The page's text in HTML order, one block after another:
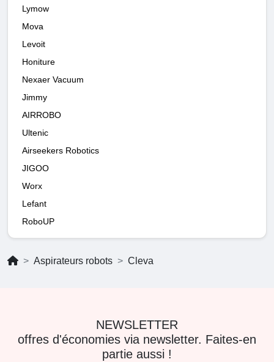
Lymow
Mova
Levoit
Honiture
Nexaer Vacuum
Jimmy
AIRROBO
Ultenic
Airseekers Robotics
JIGOO
Worx
Lefant
RoboUP
Aspirateurs robots Cleva
NEWSLETTER
offres d'économies via newsletter. Faites-en
partie aussi !